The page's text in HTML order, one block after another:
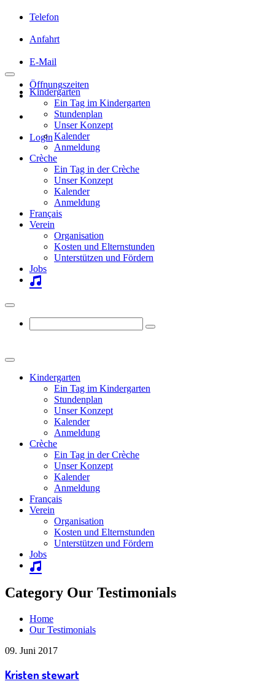
Telefon
Anfahrt
E-Mail
Öffnungszeiten
Login
Kindergarten
Ein Tag im Kindergarten
Stundenplan
Unser Konzept
Kalender
Anmeldung
Crèche
Ein Tag in der Crèche
Unser Konzept
Kalender
Anmeldung
Français
Verein
Organisation
Kosten und Elternstunden
Unterstützen und Fördern
Jobs
Kindergarten
Ein Tag im Kindergarten
Stundenplan
Unser Konzept
Kalender
Anmeldung
Crèche
Ein Tag in der Crèche
Unser Konzept
Kalender
Anmeldung
Français
Verein
Organisation
Kosten und Elternstunden
Unterstützen und Fördern
Jobs
Category Our Testimonials
Home
Our Testimonials
09. Juni 2017
Kristen stewart